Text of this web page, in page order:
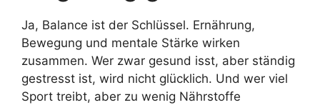
Ja, Balance ist der Schlüssel. Ernährung,
Bewegung und mentale Stärke wirken
zusammen. Wer zwar gesund isst, aber ständig
gestresst ist, wird nicht glücklich. Und wer viel
Sport treibt, aber zu wenig Nährstoffe